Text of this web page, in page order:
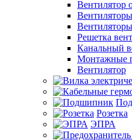
Вентилятор
Решетка
Канальный
Монтажные
Вентилятор
Розетка
ЭПРА